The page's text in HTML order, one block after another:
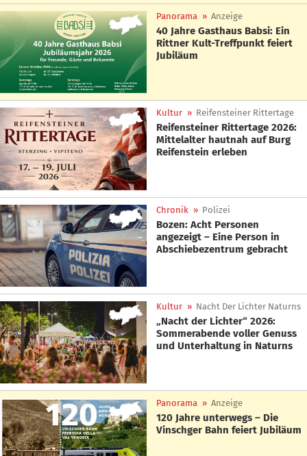
Panorama » Anzeige
40 Jahre Gasthaus Babsi: Ein
Rittner Kult-Treffpunkt feiert
Jubiläum
Kultur » Reifensteiner Rittertage
Reifensteiner Rittertage 2026:
Mittelalter hautnah auf Burg
Reifenstein erleben
Chronik » Polizei
Bozen: Acht Personen
angezeigt – Eine Person in
Abschiebezentrum gebracht
Kultur » Nacht Der Lichter Naturns
„Nacht der Lichter“ 2026:
Sommerabende voller Genuss
und Unterhaltung in Naturns
Panorama » Anzeige
120 Jahre unterwegs – Die
Vinschger Bahn feiert Jubiläum